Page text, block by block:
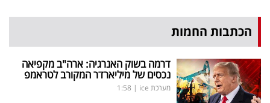
הכתבות החמות
דרמה בשוק האנרגיה: ארה"ב מקפיאה
נכסים של מיליארדר המקורב לטראמפ
מערכת ice |
1:58